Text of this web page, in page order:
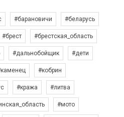
#барановичи #беларусь
#брест #брестская_область
#дальнобойщик #дети
#кобрин
#кража #литва
#мото